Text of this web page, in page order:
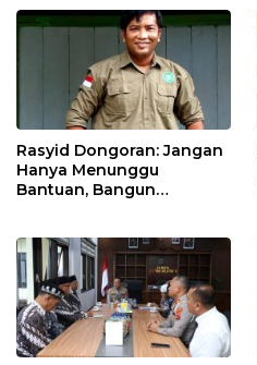
Rasyid Dongoran: Jangan
Hanya Menunggu
Bantuan, Bangun